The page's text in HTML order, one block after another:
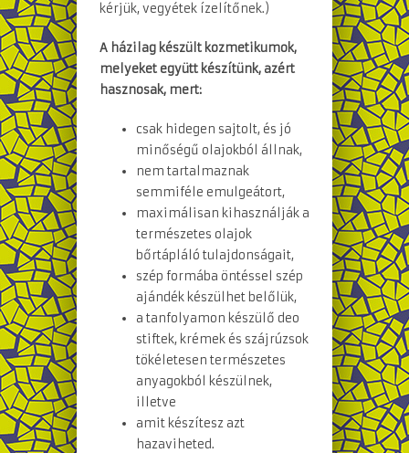
kérjük, vegyétek ízelítőnek.)
A házilag készült kozmetikumok,
melyeket együtt készítünk, azért
hasznosak, mert:
csak hidegen sajtolt, és jó
minőségű olajokból állnak,
nem tartalmaznak
semmiféle emulgeátort,
maximálisan kihasználják a
természetes olajok
bőrtápláló tulajdonságait,
szép formába öntéssel szép
ajándék készülhet belőlük,
a tanfolyamon készülő deo
stiftek, krémek és szájrúzsok
tökéletesen természetes
anyagokból készülnek,
illetve
amit készítesz azt
hazaviheted.